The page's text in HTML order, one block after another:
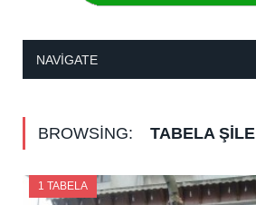
NAVIGATE
BROWSING: TABELA ŞILE
1 TABELA